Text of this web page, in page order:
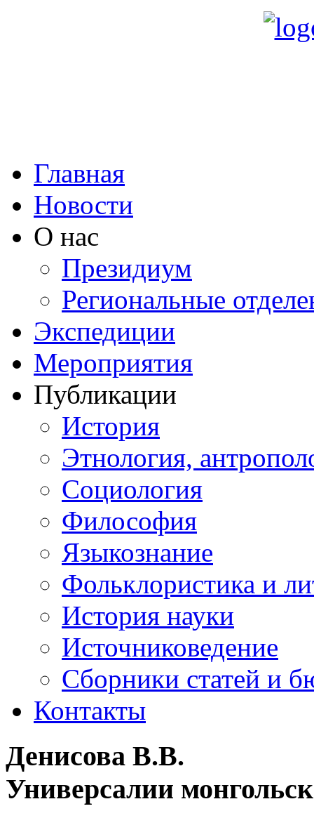
Главная
Новости
О нас
Президиум
Региональные
Экспедиции
Мероприятия
Публикации
История
Этнология,
Социология
Философия
Языкознание
Фольклористика и
История науки
Источниковедение
Cборники статей и
Контакты
Денисова В.В.
Универсалии